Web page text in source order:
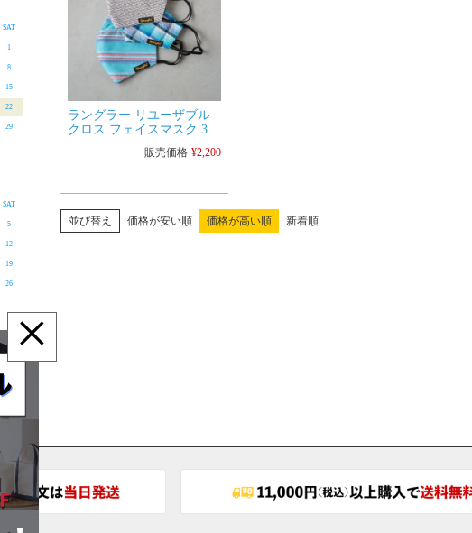
SAT
1
8
15
22
29
SAT
5
12
19
26
ラングラー リユーザブル
クロス フェイスマスク 3枚
MFM010A [3点までネコポ
販売価格 ¥2,200
並び替え 価格が安い順 価格が高い順 新着順
×